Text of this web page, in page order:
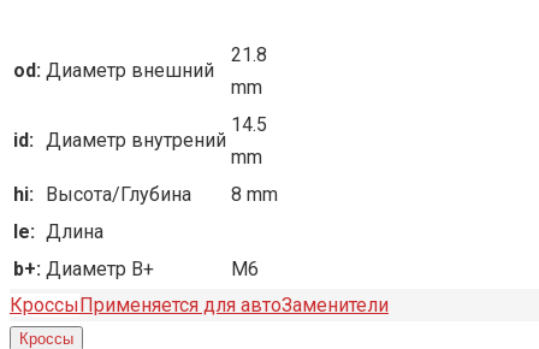
od: Диаметр внешний
21.8
mm
id: Диаметр внутрений
14.5
mm
hi: Высота/Глубина
8 mm
le: Длина
b+: Диаметр B+
M6
КроссыПрименяется для автоЗаменители
Кроссы